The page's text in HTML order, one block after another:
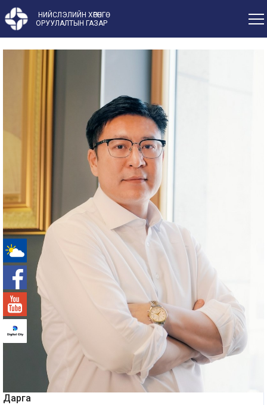
НИЙСЛЭЛИЙН ХӨРӨНГӨ
ОРУУЛАЛТЫН ГАЗАР
Дарга